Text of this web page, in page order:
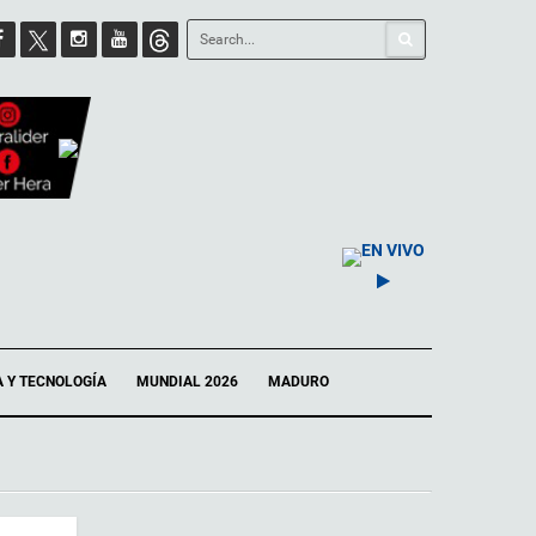
EN VIVO
Y TECNOLOGÍA MUNDIAL 2026 MADURO